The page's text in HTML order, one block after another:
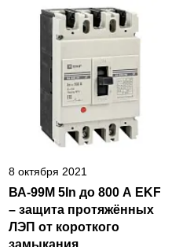
8 октября 2021
ВА-99М 5In до 800 А EKF
– защита протяжённых
ЛЭП от короткого